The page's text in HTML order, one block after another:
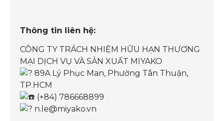
Thông tin liên hệ:
CÔNG TY TRÁCH NHIỆM HỮU HẠN THƯƠNG
MẠI DỊCH VỤ VÀ SẢN XUẤT MIYAKO
89A Lý Phục Man, Phường Tân Thuận,
TP.HCM
(+84) 786668899
n.le@miyako.vn